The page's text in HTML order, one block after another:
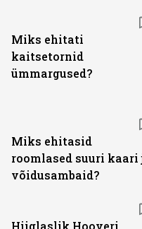
Miks ehitati
kaitsetornid
ümmargused?
Miks ehitasid
roomlased suuri kaari
võidusambaid?
Hiiglaslik Hooveri